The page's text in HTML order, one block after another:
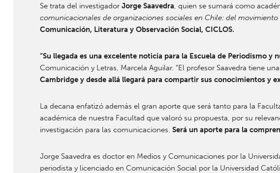
Se trata del investigador Jorge Saavedra, quien se sumará como
comunicacionales de organizaciones sociales en Chile: del
Comunicación, Literatura y Observación Social, CICLOS.
“Su llegada es una excelente noticia para la Escuela de Periodismo y
Comunicación y Letras, Marcela Aguilar. “El profesor Saavedra tiene
Cambridge y desde allá llegará para compartir sus conocimientos y
La decana enfatizó además el gran aporte que será tanto para la
académica de nuestra Facultad que valoró su propuesta, por su
investigación para las comunicaciones. Será un aporte para la
Jorge Saavedra es doctor en Medios y Comunicaciones por la
periodista y licenciado en Comunicación Social por la Universidad